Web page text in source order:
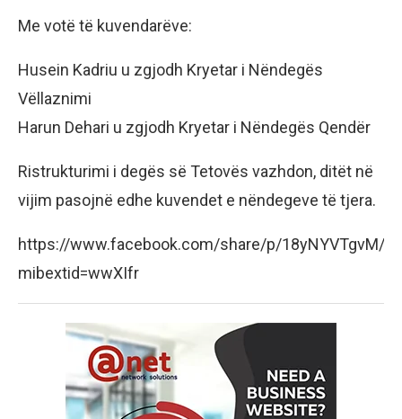
Me votë të kuvendarëve:
Husein Kadriu u zgjodh Kryetar i Nëndegës
Vëllaznimi
Harun Dehari u zgjodh Kryetar i Nëndegës Qendër
Ristrukturimi i degës së Tetovës vazhdon, ditët në
vijim pasojnë edhe kuvendet e nën­degeve të tjera.
https://www.facebook.com/share/p/18yNYVTgvM/?
mibextid=wwXIfr